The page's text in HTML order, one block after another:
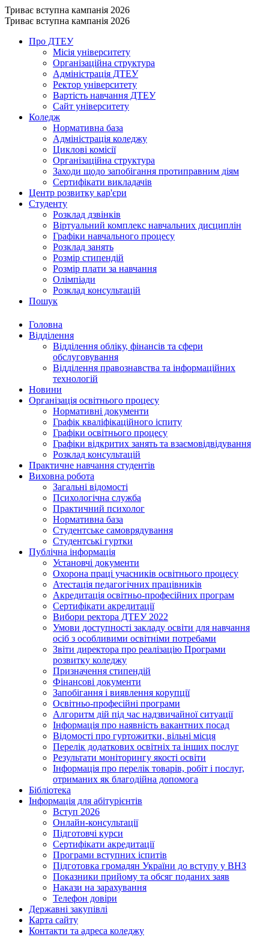
Триває вступна кампанія 2026
Триває вступна кампанія 2026
Про ДТЕУ
Місія університету
Організаційна структура
Адміністрація ДТЕУ
Ректор університету
Вартість навчання ДТЕУ
Сайт університету
Коледж
Нормативна база
Адміністрація коледжу
Циклові комісії
Організаційна структура
Заходи щодо запобігання протиправним діям
Сертифікати викладачів
Центр розвитку кар'єри
Студенту
Розклад дзвінків
Віртуальний комплекс навчальних дисциплін
Графіки навчального процесу
Розклад занять
Розмір стипендій
Розмір плати за навчання
Олімпіади
Розклад консультацій
Пошук
Головна
Відділення
Відділення обліку, фінансів та сфери
обслуговування
Відділення правознавства та інформаційних
технологій
Новини
Організація освітнього процесу
Нормативні документи
Графік кваліфікаційного іспиту
Графіки освітнього процесу
Графіки відкритих занять та взаємовідвідування
Розклад консультацій
Практичне навчання студентів
Виховна робота
Загальні відомості
Психологічна служба
Практичний психолог
Нормативна база
Студентське самоврядування
Студентські гуртки
Публічна інформація
Установчі документи
Охорона праці учасників освітнього процесу
Атестація педагогічних працівників
Акредитація освітньо-професійних програм
Сертифікати акредитації
Вибори ректора ДТЕУ 2022
Умови доступності закладу освіти для навчання
осіб з особливими освітніми потребами
Звіти директора про реалізацію Програми
розвитку коледжу
Призначення стипендій
Фінансові документи
Запобігання і виявлення корупції
Освітньо-професійні програми
Алгоритм дій під час надзвичайної ситуації
Інформація про наявність вакантних посад
Відомості про гуртожитки, вільні місця
Перелік додаткових освітніх та інших послуг
Результати моніторингу якості освіти
Інформація про перелік товарів, робіт і послуг,
отриманих як благодійна допомога
Бібліотека
Інформація для абітурієнтів
Вступ 2026
Онлайн-консультації
Підготовчі курси
Сертифікати акредитації
Програми вступних іспитів
Підготовка громадян України до вступу у ВНЗ
Показники прийому та обсяг поданих заяв
Накази на зарахування
Телефон довіри
Державні закупівлі
Карта сайту
Контакти та адреса коледжу